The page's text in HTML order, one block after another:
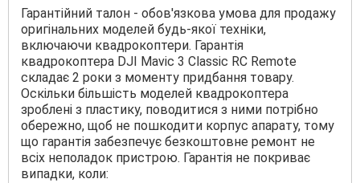
Гарантійний талон - обов'язкова умова для продажу
оригінальних моделей будь-якої техніки,
включаючи квадрокоптери. Гарантія
квадрокоптера DJI Mavic 3 Classic RC Remote
складає 2 роки з моменту придбання товару.
Оскільки більшість моделей квадрокоптера
зроблені з пластику, поводитися з ними потрібно
обережно, щоб не пошкодити корпус апарату, тому
що гарантія забезпечує безкоштовне ремонт не
всіх неполадок пристрою. Гарантія не покриває
випадки, коли: